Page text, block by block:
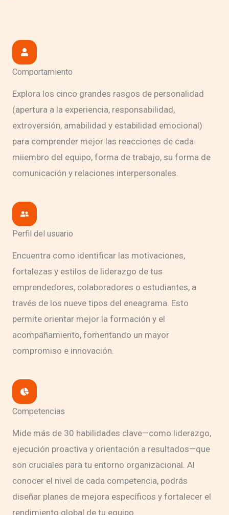
Comportamiento
Explora los cinco grandes rasgos de personalidad
(apertura a la experiencia, responsabilidad,
extroversión, amabilidad y estabilidad emocional)
para comprender mejor las reacciones de cada
miiembro del equipo, forma de trabajo, su forma de
comunicación y relaciones interpersonales.
Perfil del usuario
Encuentra como identificar las motivaciones,
fortalezas y estilos de liderazgo de tus
emprendedores, colaboradores o estudiantes, a
través de los nueve tipos del eneagrama. Esto
permite orientar mejor la formación y el
acompañamiento, fomentando un mayor
compromiso e innovación.
Competencias
Mide más de 30 habilidades clave—como liderazgo,
ejecución proactiva y orientación a resultados—que
son cruciales para tu entorno organizacional. Al
conocer el nivel de cada competencia, podrás
diseñar planes de mejora específicos y fortalecer el
rendimiento global de tu equipo.